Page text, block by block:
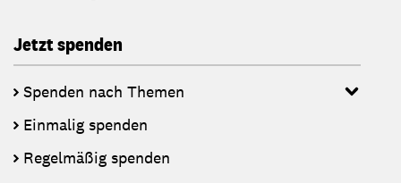
Jetzt spenden
Spenden nach Themen
Einmalig spenden
Regelmäßig spenden